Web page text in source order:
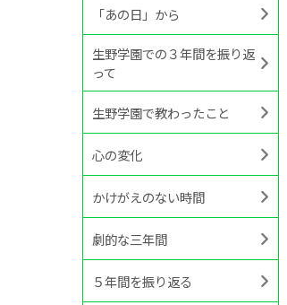
「あの日」から
生野学園での３年間を振り返
って
生野学園で教わったこと
心の変化
かけがえのない時間
劇的な三年間
５年間を振り返る